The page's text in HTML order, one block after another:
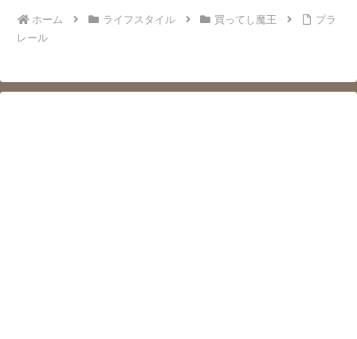
ホーム ライフスタイル 買ってし魔王
プラ
レール